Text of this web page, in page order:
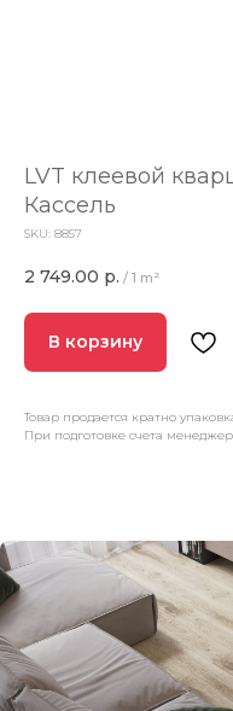
LVT клеевой
Кассель
SKU: 8857
2 749.00 р. / 1 m²
В корзину
Товар продается кратно
При подготовке счета